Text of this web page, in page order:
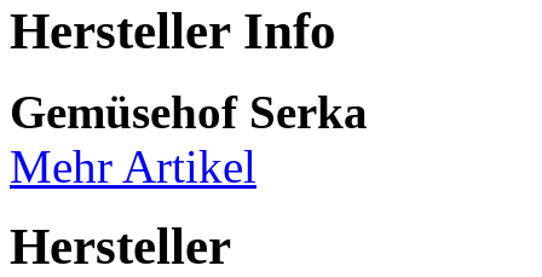
Hersteller Info
Gemüsehof Serka
Mehr Artikel
Hersteller